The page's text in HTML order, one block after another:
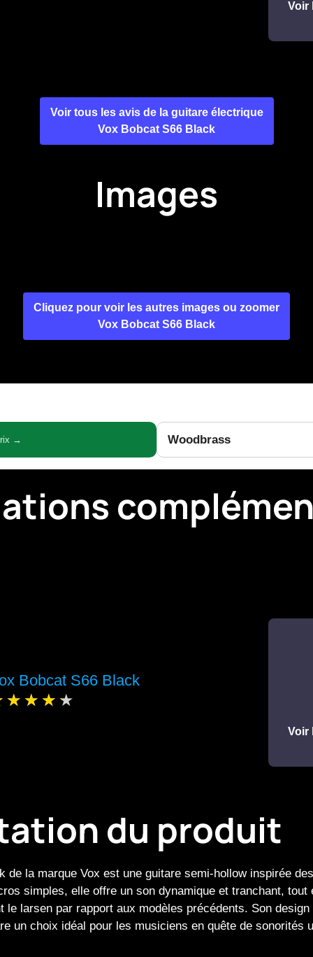
Voir
Voir tous les avis de la guitare électrique
Vox Bobcat S66 Black
Images
Cliquez pour voir les autres images ou zoomer
Vox Bobcat S66 Black
→ Woodbrass
Bobcat S66 Black
Voir
du produit
de la marque Vox est une guitare semi-hollow inspirée
simples, elle offre un son dynamique et tranchant, tout
le larsen par rapport aux modèles précédents. Son
un choix idéal pour les musiciens en quête de sonorités